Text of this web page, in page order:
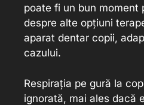
poate fi un bun moment
despre alte opțiuni
aparat dentar copii,
cazului.
Respirația pe gură la
ignorată, mai ales dacă